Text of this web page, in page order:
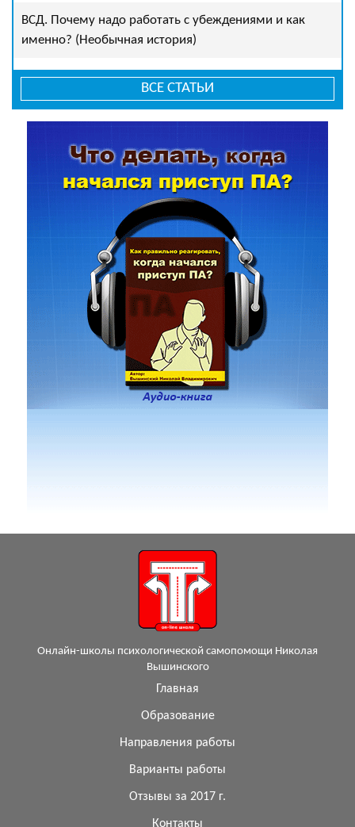
ВСД. Почему надо работать с убеждениями и как
именно? (Необычная история)
ВСЕ СТАТЬИ
Онлайн-школы психологической самопомощи Николая
Вышинского
Главная
Образование
Направления работы
Варианты работы
Отзывы за 2017 г.
Контакты